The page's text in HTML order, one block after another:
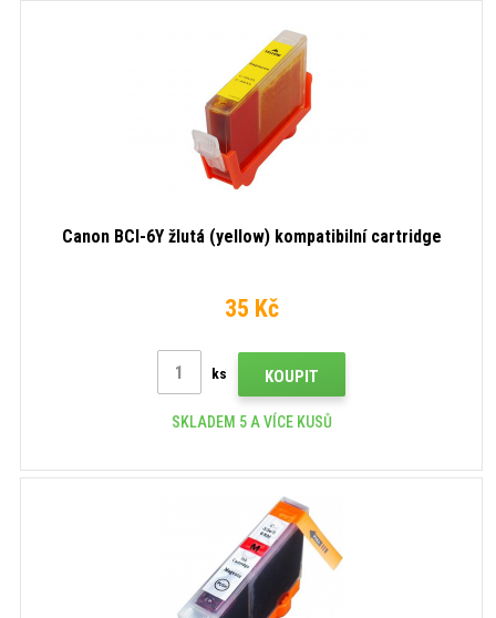
Canon BCI-6Y žlutá (yellow) kompatibilní cartridge
35 Kč
ks KOUPIT
SKLADEM 5 A VÍCE KUSŮ